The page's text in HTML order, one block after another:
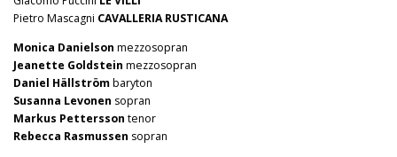
Pietro Mascagni CAVALLERIA RUSTICANA
Monica Danielson mezzosopran
Jeanette Goldstein mezzosopran
Daniel Hällströmbaryton
Susanna Levonen sopran
Markus Pettersson tenor
Rebecca Rasmussen sopran